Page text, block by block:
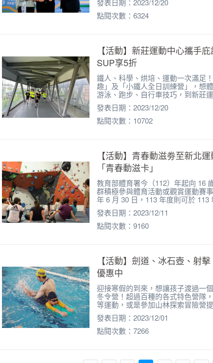
發表日期：2023/12/20
點閱次數：6324
【活動】新莊運動中心攜手
SUP享5折
鐵人、科學、烘培、運動一次滿足
趣」及「小鐵人全日訓練營」，想
游泳、跑步、自行車技巧，到新莊
發表日期：2023/12/20
點閱次數：10702
【活動】青春動滋劵至新北
「青春動滋卡」
教育部體育署今（112）年起向 16
群積極參與體育活動或觀賞運動賽
年 6 月 30 日，113 年度則可於
發表日期：2023/12/11
點閱次數：9160
【活動】劍道、冰石壺、射
優惠中
迎接寒假的到來，想讓孩子渡過一
冬令營！超過百種的各式特色營隊
等運動，或是參加山林探索冒險營
發表日期：2023/12/01
點閱次數：7266